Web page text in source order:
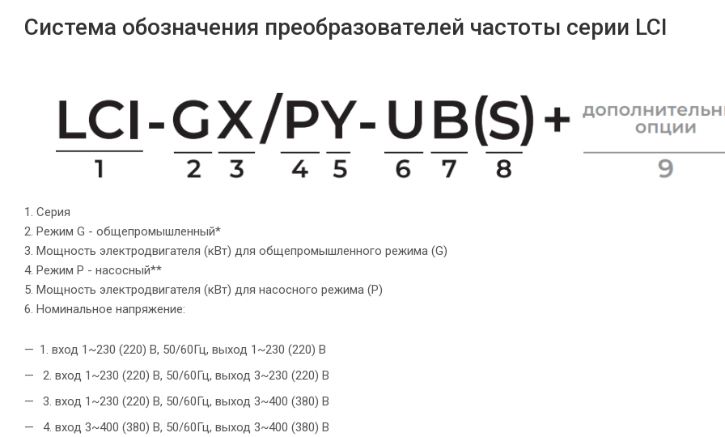
Система обозначения преобразователей частоты серии LCI
1. Серия
2. Режим G - общепромышленный*
3. Мощность электродвигателя (кВт) для общепромышленного режима (G)
4. Режим P - насосный**
5. Мощность электродвигателя (кВт) для насосного режима (P)
6. Номинальное напряжение:
1. вход 1~230 (220) В, 50/60Гц, выход 1~230 (220) В
2. вход 1~230 (220) В, 50/60Гц, выход 3~230 (220) В
3. вход 1~230 (220) В, 50/60Гц, выход 3~400 (380) В
4. вход 3~400 (380) В, 50/60Гц, выход 3~400 (380) В